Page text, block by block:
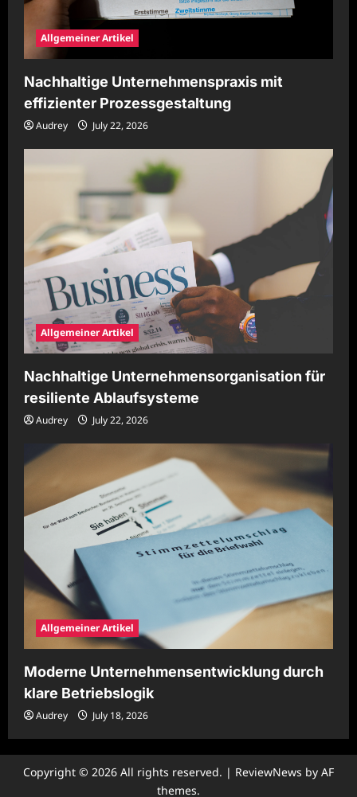
Allgemeiner Artikel
Nachhaltige Unternehmenspraxis mit
effizienter Prozessgestaltung
Audrey July 22, 2026
Allgemeiner Artikel
Nachhaltige Unternehmensorganisation für
resiliente Ablaufsysteme
Audrey July 22, 2026
Allgemeiner Artikel
Moderne Unternehmensentwicklung durch
klare Betriebslogik
Audrey July 18, 2026
Copyright © 2026 All rights reserved. | ReviewNews by AF
themes.